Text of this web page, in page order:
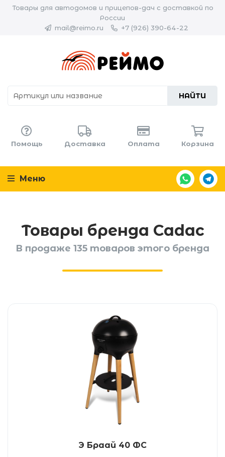
Товары для автодомов и прицепов-дач с доставкой по
России
mail@reimo.ru
+7 (926) 390-64-22
НАЙТИ
Помощь Доставка Оплата Корзина
Меню
Товары бренда Cadac
В продаже 135 товаров этого бренда
Э Браай 40 ФС